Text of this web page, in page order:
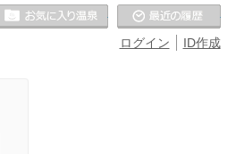
ID作成
ログイン
お気に入りの温泉